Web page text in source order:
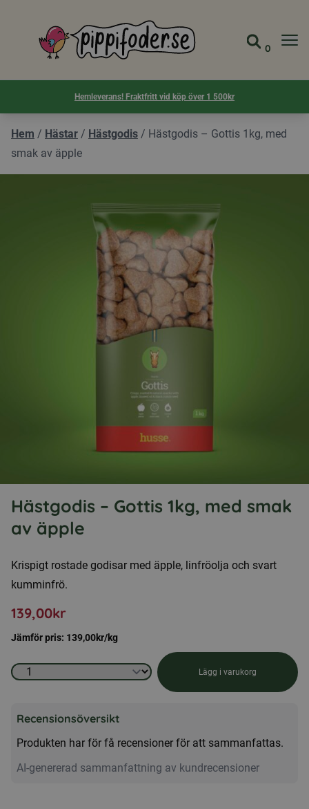
Pippifoder logotyp Gå till
Visa
0
Hemleverans! Fraktfritt vid köp över 1 500kr
Hem / Hästar / Hästgodis / Hästgodis – Gottis 1kg, med
smak av äpple
Hästgodis – Gottis 1kg, med smak
av äpple
Krispigt rostade godisar med äpple, linfröolja och svart
kumminfrö.
139,00kr
Jämför pris: 139,00kr/kg
Hästgodis
med
smak
Lägg i varukorg
Recensionsöversikt
Produkten har för få recensioner för att sammanfattas.
AI-genererad sammanfattning av kundrecensioner